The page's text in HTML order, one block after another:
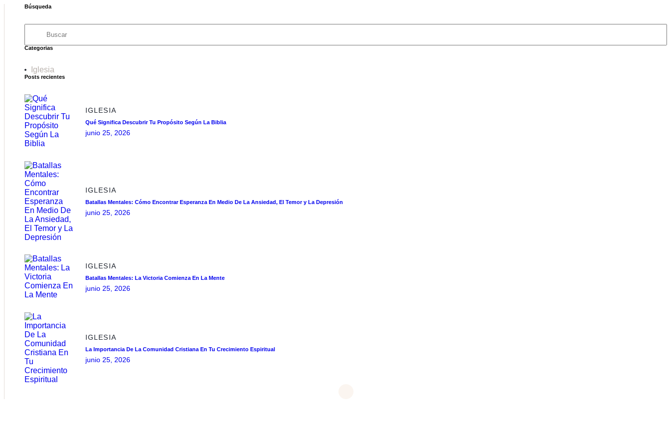
Búsqueda
Categorias
Iglesia
Posts recientes
IGLESIA
Qué Significa Descubrir Tu Propósito Según La Biblia
junio 25, 2026
IGLESIA
Batallas Mentales: Cómo Encontrar Esperanza En Medio De La Ansiedad, El Temor y La Depresión
junio 25, 2026
IGLESIA
Batallas Mentales: La Victoria Comienza En La Mente
junio 25, 2026
IGLESIA
La Importancia De La Comunidad Cristiana En Tu Crecimiento Espiritual
junio 25, 2026